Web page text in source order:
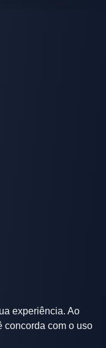
experiência. Ao
concorda com o uso